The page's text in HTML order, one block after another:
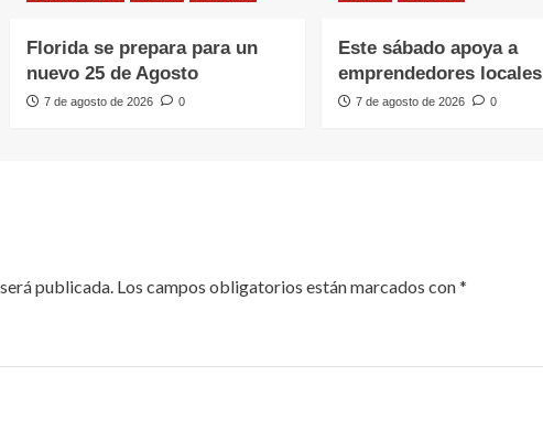
Florida se prepara para un
nuevo 25 de Agosto
7 de agosto de 2026 0
Este sábado apoya a
emprendedores locales
7 de agosto de 2026 0
publicada. Los campos obligatorios están marcados con*